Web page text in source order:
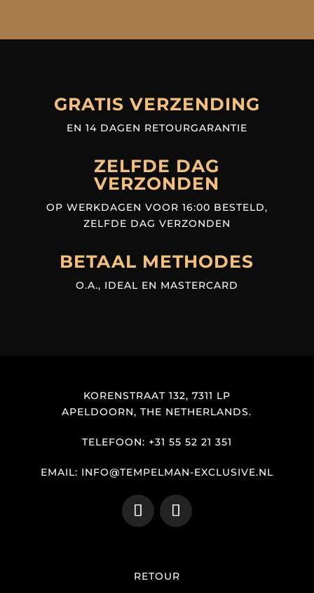
GRATIS VERZENDING
EN 14 DAGEN RETOURGARANTIE
ZELFDE DAG
VERZONDEN
OP WERKDAGEN VOOR 16:00 BESTELD,
ZELFDE DAG VERZONDEN
BETAAL METHODES
O.A., IDEAL EN MASTERCARD
KORENSTRAAT 132, 7311 LP
APELDOORN, THE NETHERLANDS.
TELEFOON: +31 55 52 21 351
EMAIL: INFO@TEMPELMAN-EXCLUSIVE.NL
RETOUR